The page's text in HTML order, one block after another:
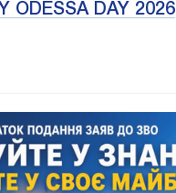
ODESSA DAY 2026